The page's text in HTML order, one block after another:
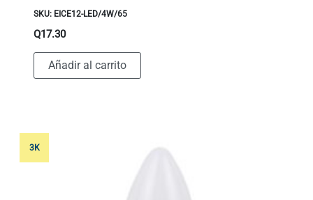
SKU: EICE12-LED/4W/65
Q17.30
Añadir al carrito
3K